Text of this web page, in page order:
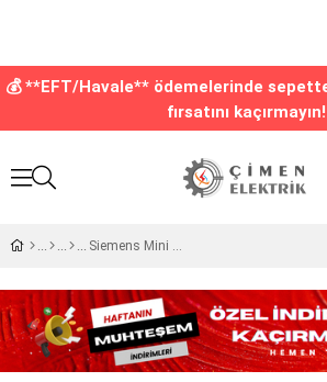
💰 **EFT/Havale** ödemelerinde
fırsatını kaçırmayın!
Siemens Mini Kontaktör 24v Ac 4NO 3TG10-10-0AC2